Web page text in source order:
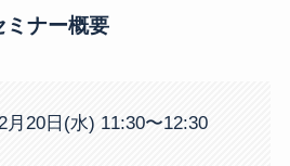
ミナー概要
月20日(水) 11:30〜12:30